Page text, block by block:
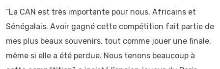
“La CAN est très importante pour nous, Africains et
Sénégalais. Avoir gagné cette compétition fait partie de
mes plus beaux souvenirs, tout comme jouer une finale,
même si elle a été perdue. Nous tenons beaucoup à